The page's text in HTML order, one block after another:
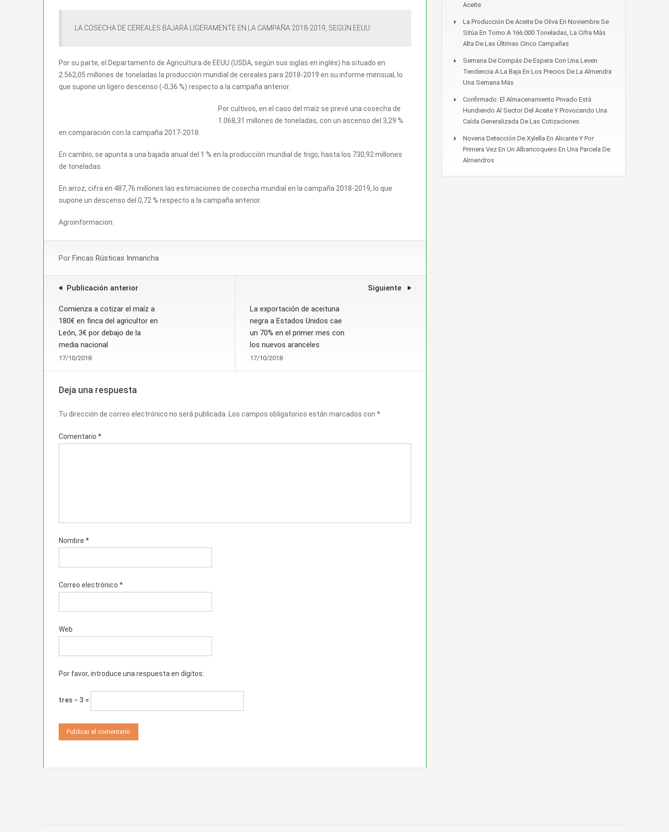
LA COSECHA DE CEREALES BAJARÁ LIGERAMENTE EN LA CAMPAÑA 2018-2019, SEGÚN EEUU
Por su parte, el Departamento de Agricultura de EEUU (USDA, según sus siglas en inglés) ha situado en
2.562,05 millones de toneladas la producción mundial de cereales para 2018-2019 en su informe mensual, lo
que supone un ligero descenso (-0,36 %) respecto a la campaña anterior.
Por cultivos, en el caso del maíz se prevé una cosecha de
1.068,31 millones de toneladas, con un ascenso del 3,29 %
en comparación con la campaña 2017-2018.
En cambio, se apunta a una bajada anual del 1 % en la producción mundial de trigo, hasta los 730,92 millones
de toneladas.
En arroz, cifra en 487,76 millones las estimaciones de cosecha mundial en la campaña 2018-2019, lo que
supone un descenso del 0,72 % respecto a la campaña anterior.
Agroinformacion.
Por Fincas Rústicas Inmancha
Publicación anterior
Comienza a cotizar el maíz a
180€ en finca del agricultor en
León, 3€ por debajo de la
media nacional
17/10/2018
Siguiente
La exportación de aceituna
negra a Estados Unidos cae
un 70% en el primer mes con
los nuevos aranceles
17/10/2018
Deja una respuesta
Tu dirección de correo electrónico no será publicada. Los campos obligatorios están marcados con *
Comentario *
Nombre *
Correo electrónico *
Web
Por favor, introduce una respuesta en dígitos:
tres − 3 =
Aceite
La Producción De Aceite De Oliva En Noviembre Se
Sitúa En Torno A 166.000 Toneladas, La Cifra Más
Alta De Las Últimas Cinco Campañas
Semana De Compás De Espera Con Una Leven
Tendencia A La Baja En Los Precios De La Almendra
Una Semana Más
Confirmado: El Almacenamiento Privado Está
Hundiendo Al Sector Del Aceite Y Provocando Una
Caída Generalizada De Las Cotizaciones
Novena Detección De Xylella En Alicante Y Por
Primera Vez En Un Albaricoquero En Una Parcela De
Almendros